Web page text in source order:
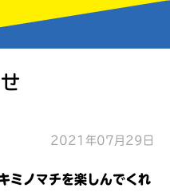
2021年07月29日
ミノマチを楽しんでくれ